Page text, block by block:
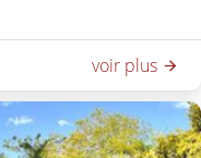
voir plus